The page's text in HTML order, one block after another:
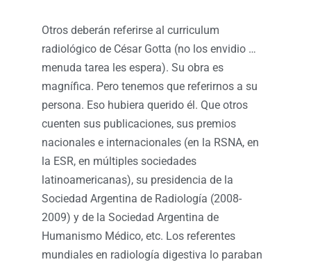
Otros deberán referirse al curriculum
radiológico de César Gotta (no los envidio …
menuda tarea les espera). Su obra es
magnífica. Pero tenemos que referirnos a su
persona. Eso hubiera querido él. Que otros
cuenten sus publicaciones, sus premios
nacionales e internacionales (en la RSNA, en
la ESR, en múltiples sociedades
latinoamericanas), su presidencia de la
Sociedad Argentina de Radiología (2008-
2009) y de la Sociedad Argentina de
Humanismo Médico, etc. Los referentes
mundiales en radiología digestiva lo paraban